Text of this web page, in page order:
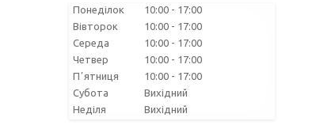
Понеділок 10:00
17:00
Вівторок
10:00
17:00
Середа
10:00
17:00
Четвер
10:00
17:00
Пʼятниця
10:00
17:00
Субота
Вихідний
Неділя
Вихідний